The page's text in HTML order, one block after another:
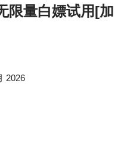
限量白嫖试用[加
2026